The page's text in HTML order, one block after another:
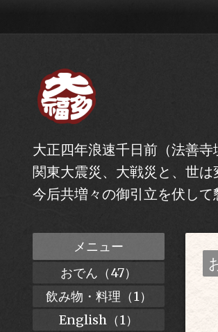
大正四年浪速千日前（法善
関東大震災、大戦災と、世
今后共増々の御引立を伏して
メニュー
おでん（47）
飲み物・料理（1）
English（1）